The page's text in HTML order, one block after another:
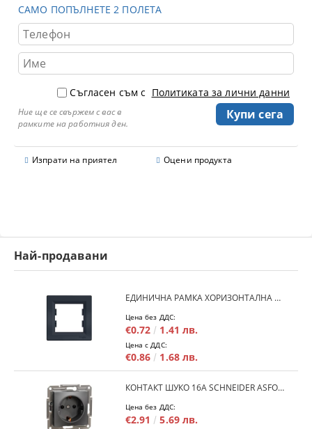
САМО ПОПЪЛНЕТЕ 2 ПОЛЕТА
Съгласен съм с Политиката за лични данни
Ние ще се свържем с вас в
рамките на работния ден.
Изпрати на приятел Оцени продукта
Най-продавани
ЕДИНИЧНА РАМКА ХОРИЗОНТАЛНА SCHNEIDER ASFORA EPH5800171 - АНТРАЦИТ
Цена без ДДС:
€0.72 1.41 лв.
Цена с ДДС:
€0.86 1.68 лв.
КОНТАКТ ШУКО 16A SCHNEIDER ASFORA EPH2900171 - АНРАЦИТ
Цена без ДДС:
€2.91 5.69 лв.